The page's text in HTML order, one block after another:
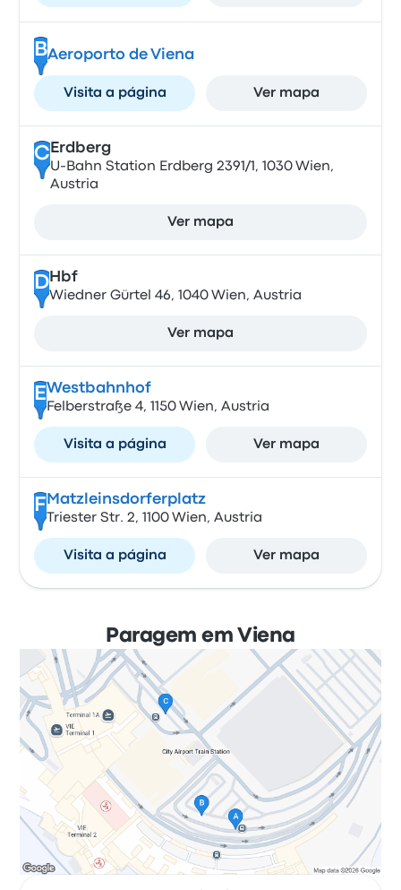
BAeroporto de Viena
Visita a página Ver mapa
CErdberg
U-Bahn Station Erdberg 2391/1, 1030 Wien,
Austria
Ver mapa
DHbf
Wiedner Gürtel 46, 1040 Wien, Austria
Ver mapa
EWestbahnhof
Felberstraße 4, 1150 Wien, Austria
Visita a página Ver mapa
F Matzleinsdorferplatz
Triester Str. 2, 1100 Wien, Austria
Visita a página Ver mapa
Paragem em Viena